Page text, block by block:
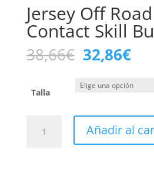
Jersey Off
Contact Skill
38,66€ El
precio
original
era:
32,86€El
es:
Talla
Añadir al